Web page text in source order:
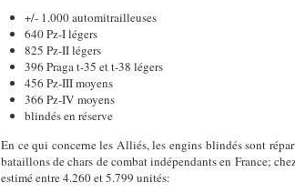
+/- 1.000 automitrailleuses
640 Pz-I légers
825 Pz-II légers
396 Praga t-35 et t-38 légers
456 Pz-III moyens
366 Pz-IV moyens
blindés en réserve
En ce qui concerne les Alliés, les engins blindés sont
bataillons de chars de combat indépendants en France;
estimé entre 4.260 et 5.799 unités: